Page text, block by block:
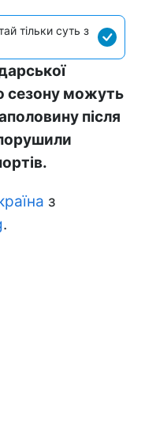
тільки суть з
сезону можуть
після
з
.